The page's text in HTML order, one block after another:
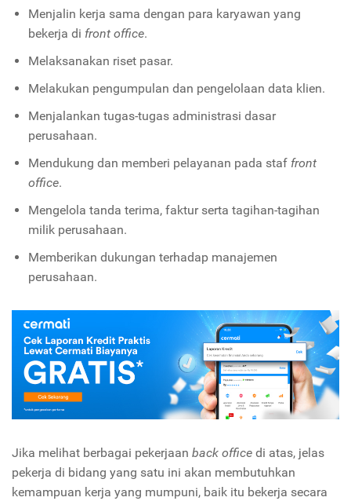
Menjalin kerja sama dengan para karyawan yang
bekerja di front office.
Melaksanakan riset pasar.
Melakukan pengumpulan dan pengelolaan data klien.
Menjalankan tugas-tugas administrasi dasar
perusahaan.
Mendukung dan memberi pelayanan pada staf front
office.
Mengelola tanda terima, faktur serta tagihan-tagihan
milik perusahaan.
Memberikan dukungan terhadap manajemen
perusahaan.
Jika melihat berbagai pekerjaan back office di atas, jelas
pekerja di bidang yang satu ini akan membutuhkan
kemampuan kerja yang mumpuni, baik itu bekerja secara